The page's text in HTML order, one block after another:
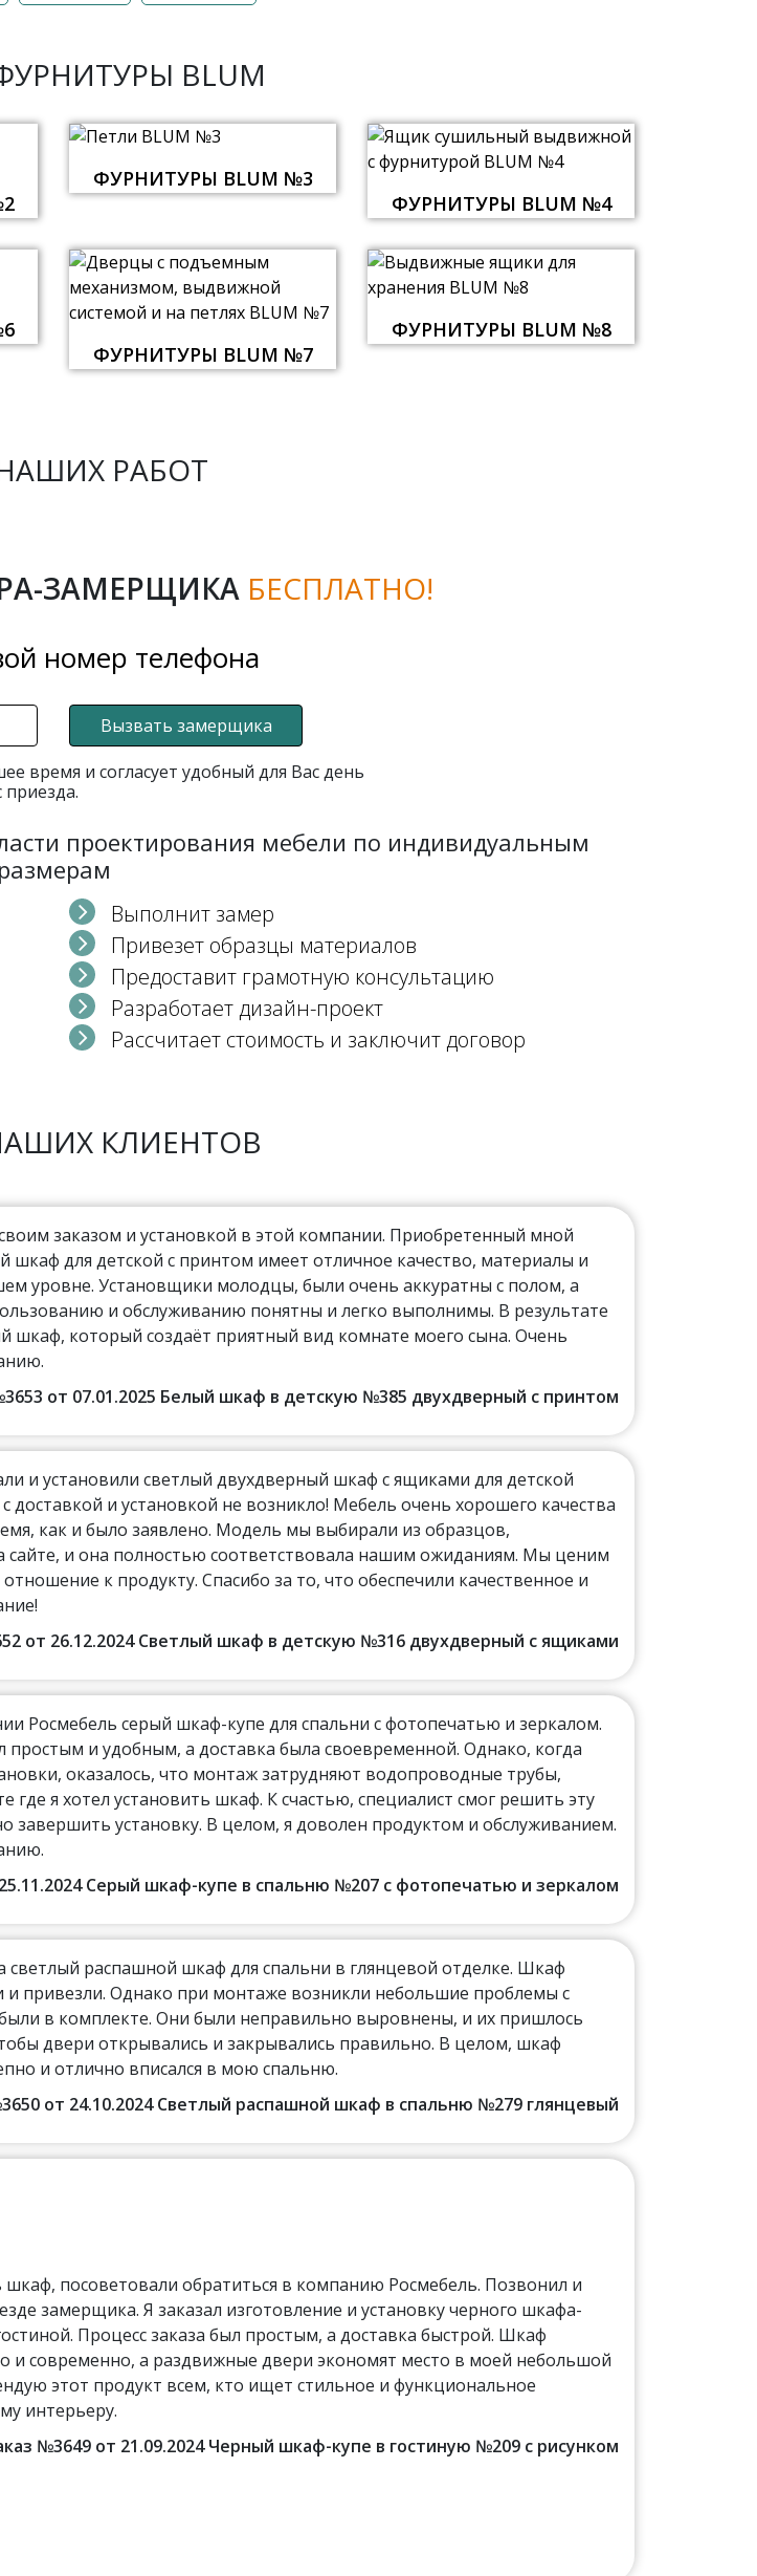
BLUM
ФУРНИТУРЫ BLUM №3
ФУРНИТУРЫ BLUM №4
ФУРНИТУРЫ BLUM №7
ФУРНИТУРЫ BLUM №8
РАБОТ
ЗАМЕРЩИКА БЕСПЛАТНО!
номер телефона
Вызвать замерщика
время и согласует удобный для Вас день
приезда.
проектирования мебели по индивидуальным
размерам
Выполнит замер
Привезет образцы материалов
Предоставит грамотную консультацию
Разработает дизайн-проект
Рассчитает стоимость и заключит договор
КЛИЕНТОВ
заказом и установкой в этой компании. Приобретенный мной
шкаф для детской с принтом имеет отличное качество, материалы и
уровне. Установщики молодцы, были очень аккуратны с полом, а
и обслуживанию понятны и легко выполнимы. В результате
шкаф, который создаёт приятный вид комнате моего сына. Очень
от 07.01.2025 Белый шкаф в детскую №385 двухдверный с принтом
и установили светлый двухдверный шкаф с ящиками для детской
доставкой и установкой не возникло! Мебель очень хорошего качества
как и было заявлено. Модель мы выбирали из образцов,
сайте, и она полностью соответствовала нашим ожиданиям. Мы ценим
к продукту. Спасибо за то, что обеспечили качественное и
от 26.12.2024 Светлый шкаф в детскую №316 двухдверный с ящиками
Росмебель серый шкаф-купе для спальни с фотопечатью и зеркалом.
простым и удобным, а доставка была своевременной. Однако, когда
оказалось, что монтаж затрудняют водопроводные трубы,
где я хотел установить шкаф. К счастью, специалист смог решить эту
завершить установку. В целом, я доволен продуктом и обслуживанием.
Серый шкаф-купе в спальню №207 с фотопечатью и зеркалом
светлый распашной шкаф для спальни в глянцевой отделке. Шкаф
и привезли. Однако при монтаже возникли небольшие проблемы с
в комплекте. Они были неправильно выровнены, и их пришлось
двери открывались и закрывались правильно. В целом, шкаф
и отлично вписался в мою спальню.
от 24.10.2024 Светлый распашной шкаф в спальню №279 глянцевый
шкаф, посоветовали обратиться в компанию Росмебель. Позвонил и
замерщика. Я заказал изготовление и установку черного шкафа-
Процесс заказа был простым, а доставка быстрой. Шкаф
и современно, а раздвижные двери экономят место в моей небольшой
этот продукт всем, кто ищет стильное и функциональное
интерьеру.
№3649 от 21.09.2024 Черный шкаф-купе в гостиную №209 с рисунком